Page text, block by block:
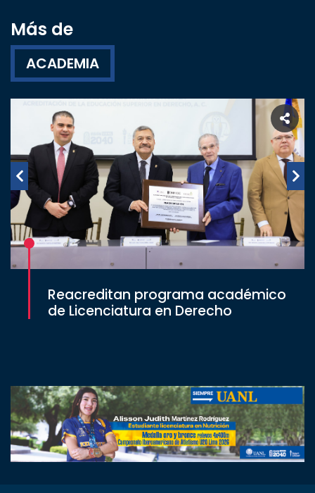
Más de
ACADEMIA
Reacreditan programa académico
de Licenciatura en Derecho